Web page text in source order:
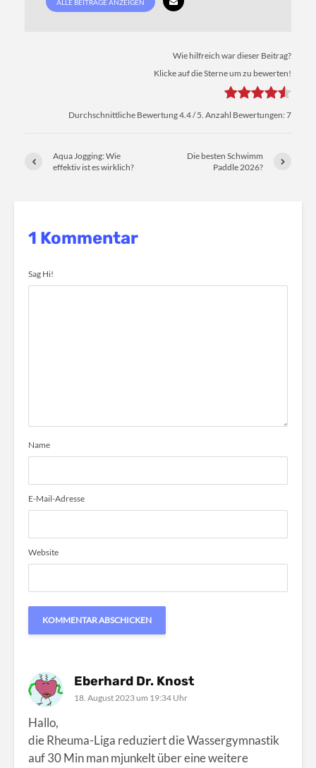
ALLE BEITRÄGE ANZEIGEN
Wie hilfreich war dieser Beitrag?
Klicke auf die Sterne um zu bewerten!
Durchschnittliche Bewertung4.4/ 5. Anzahl Bewertungen:7
Aqua Jogging: Wie
effektiv ist es wirklich?
Die besten Schwimm
Paddle 2026?
1 Kommentar
Sag Hi!
Name
E-Mail-Adresse
Website
Eberhard Dr. Knost
18. August 2023 um 19:34 Uhr
Hallo,
die Rheuma-Liga reduziert die Wassergymnastik
auf 30 Min man mjunkelt über eine weitere